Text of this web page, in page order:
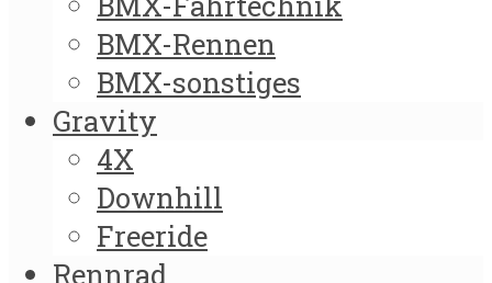
BMX-Rennen
BMX-sonstiges
Gravity
4X
Downhill
Freeride
Rennrad